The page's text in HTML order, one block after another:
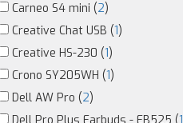
Carneo S4 mini (2)
Creative Chat USB (1)
Creative HS-230 (1)
Crono SY205WH (1)
Dell AW Pro (2)